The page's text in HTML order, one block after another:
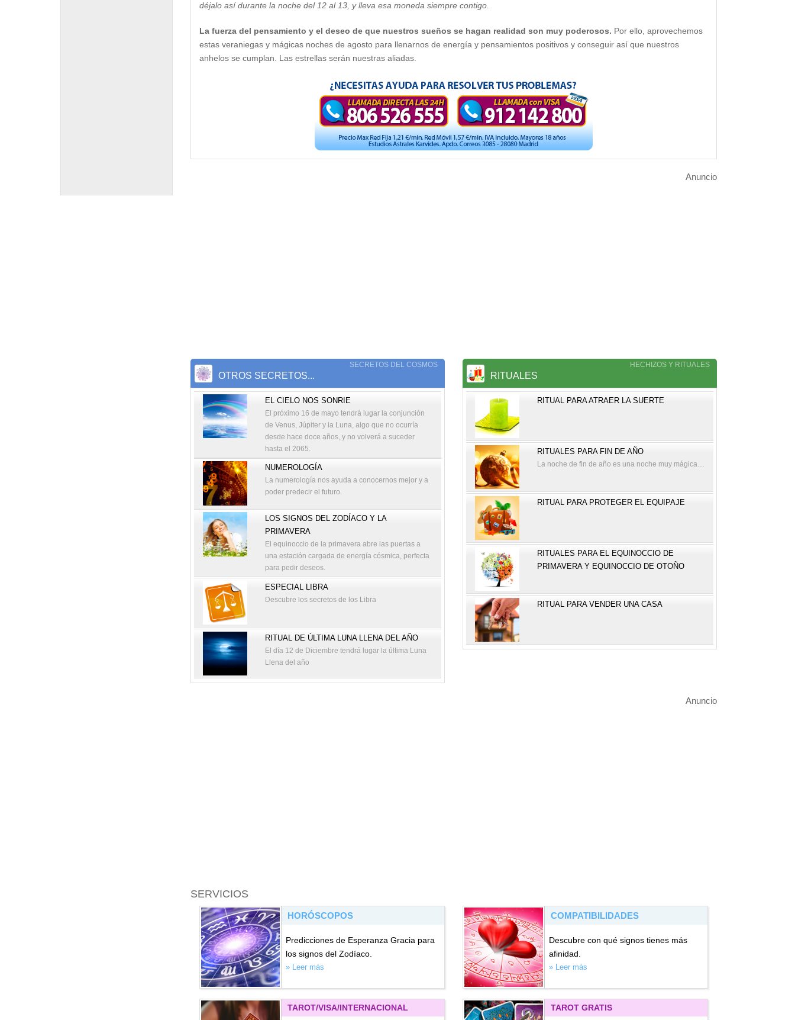
déjalo así durante la noche del 12 al 13, y lleva esa moneda siempre contigo.
La fuerza del pensamiento y el deseo de que nuestros sueños se hagan realidad son muy poderosos. Por ello, aprovechemos
estas veraniegas y mágicas noches de agosto para llenarnos de energía y pensamientos positivos y conseguir así que nuestros
anhelos se cumplan. Las estrellas serán nuestras aliadas.
Anuncio
SECRETOS DEL COSMOS
OTROS SECRETOS...
EL CIELO NOS SONRIE
El próximo 16 de mayo tendrá lugar la conjunción
de Venus, Júpiter y la Luna, algo que no ocurría
desde hace doce años, y no volverá a suceder
hasta el 2065.
NUMEROLOGÍA
La numerología nos ayuda a conocernos mejor y a
poder predecir el futuro.
LOS SIGNOS DEL ZODÍACO Y LA
PRIMAVERA
El equinoccio de la primavera abre las puertas a
una estación cargada de energía cósmica, perfecta
para pedir deseos.
ESPECIAL LIBRA
Descubre los secretos de los Libra
RITUAL DE ÚLTIMA LUNA LLENA DEL AÑO
El día 12 de Diciembre tendrá lugar la última Luna
Llena del año
HECHIZOS Y RITUALES
RITUALES
RITUAL PARA ATRAER LA SUERTE
RITUALES PARA FIN DE AÑO
La noche de fin de año es una noche muy mágica…
RITUAL PARA PROTEGER EL EQUIPAJE
RITUALES PARA EL EQUINOCCIO DE
PRIMAVERA Y EQUINOCCIO DE OTOÑO
RITUAL PARA VENDER UNA CASA
Anuncio
SERVICIOS
HORÓSCOPOS
Predicciones de Esperanza Gracia para
los signos del Zodíaco.
» Leer más
TAROT/VISA/INTERNACIONAL
COMPATIBILIDADES
Descubre con qué signos tienes más
afinidad.
» Leer más
TAROT GRATIS